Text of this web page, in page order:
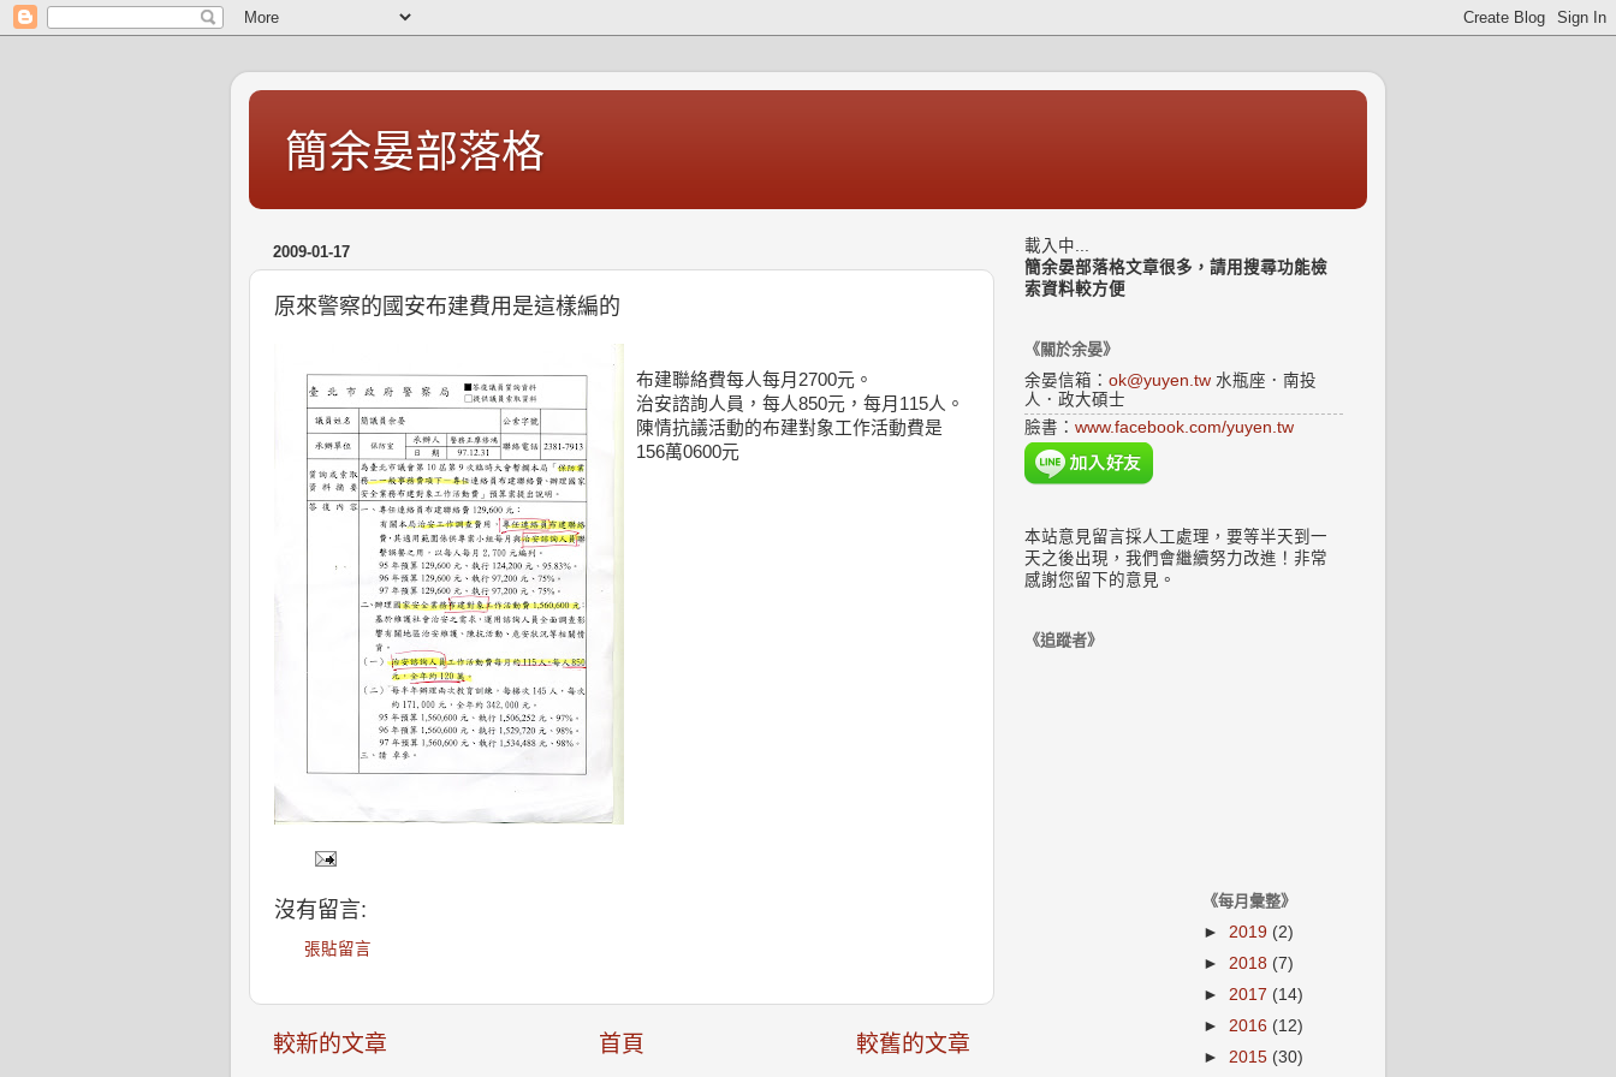
簡余晏部落格
2009-01-17
原來警察的國安布建費用是這樣編的
布建聯絡費每人每月2700元。
治安諮詢人員，每人850元，每月115人。
陳情抗議活動的布建對象工作活動費是
156萬0600元
沒有留言:
張貼留言
較新的文章 較舊的文章
首頁
載入中...
簡余晏部落格文章很多，請用搜尋功能檢
索資料較方便
《關於余晏》
余晏信箱： ok@yuyen.tw 水瓶座．南投
人．政大碩士
臉書： www.facebook.com/yuyen.tw
本站意見留言採人工處理，要等半天到一
天之後出現，我們會繼續努力改進！非常
感謝您留下的意見。
《追蹤者》
《每月彙整》
► 2019 (2)
► 2018 (7)
► 2017 (14)
► 2016 (12)
► 2015 (30)